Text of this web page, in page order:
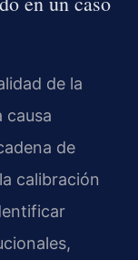
de la
causa
de
calibración